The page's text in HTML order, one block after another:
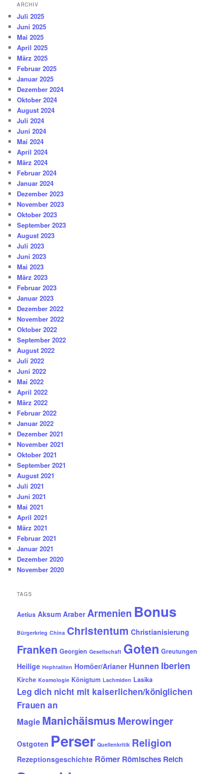
ARCHIV
Juli 2025
Juni 2025
Mai 2025
April 2025
März 2025
Februar 2025
Januar 2025
Dezember 2024
Oktober 2024
August 2024
Juli 2024
Juni 2024
Mai 2024
April 2024
März 2024
Februar 2024
Januar 2024
Dezember 2023
November 2023
Oktober 2023
September 2023
August 2023
Juli 2023
Juni 2023
Mai 2023
März 2023
Februar 2023
Januar 2023
Dezember 2022
November 2022
Oktober 2022
September 2022
August 2022
Juli 2022
Juni 2022
Mai 2022
April 2022
März 2022
Februar 2022
Januar 2022
Dezember 2021
November 2021
Oktober 2021
September 2021
August 2021
Juli 2021
Juni 2021
Mai 2021
April 2021
März 2021
Februar 2021
Januar 2021
Dezember 2020
November 2020
TAGS
Aetius Aksum Araber Armenien Bonus
Bürgerkrieg China Christentum Christianisierung
Franken Georgien Gesellschaft Goten Greutungen
Heilige Hephtaliten Homöer/Arianer Hunnen Iberien
Kirche Kosmologie Königtum Lachmiden Lasika
Leg dich nicht mit kaiserlichen/königlichen
Frauen an
Magie ManichäismusMerowinger
Ostgoten Perser Quellenkritik Religion
Rezeptionsgeschichte Römer Römisches Reich